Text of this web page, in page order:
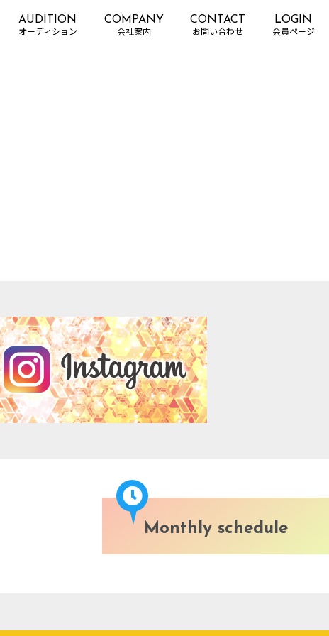
AUDITION COMPANY CONTACT LOGIN
Monthly schedule